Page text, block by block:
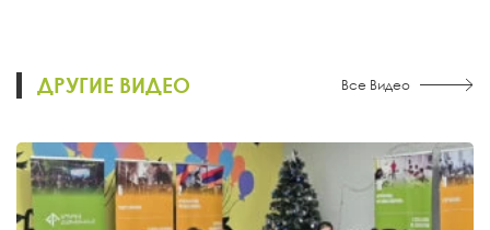
ДРУГИЕ ВИДЕО Все Видео